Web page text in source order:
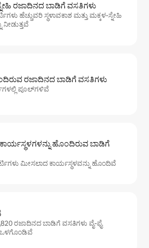
ರಜಾದಿನದ ಬಾಡಿಗೆ ವಸತಿಗಳು
ಹೆಚ್ಚುವರಿ ಸ್ಥಳಾವಕಾಶ ಮತ್ತು ಮಕ್ಕಳ-ಸ್ನೇಹಿ
ನೀಡುತ್ತವೆ
ರಜಾದಿನದ ಬಾಡಿಗೆ ವಸತಿಗಳು
ಪೂಲ್‌‌‌‌‌‌‌‌‌ಗಳಿವೆ
ಹೊಂದಿರುವ ಬಾಡಿಗೆ
ಮೀಸಲಾದ ಕಾರ್ಯಸ್ಥಳವನ್ನು ಹೊಂದಿವೆ
ರಜಾದಿನದ ಬಾಡಿಗೆ ವಸತಿಗಳು ವೈ-ಫೈ
ಒಳಗೊಂಡಿವೆ